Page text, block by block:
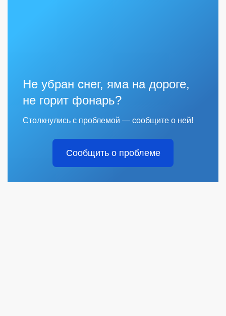
Не убран снег, яма на дороге,
не горит фонарь?
Столкнулись с проблемой — сообщите о ней!
Сообщить о проблеме